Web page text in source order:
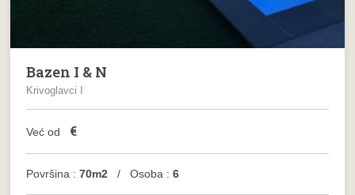
Bazen I & N
Krivoglavci I
Već od €
Površina : 70m2 / Osoba :6